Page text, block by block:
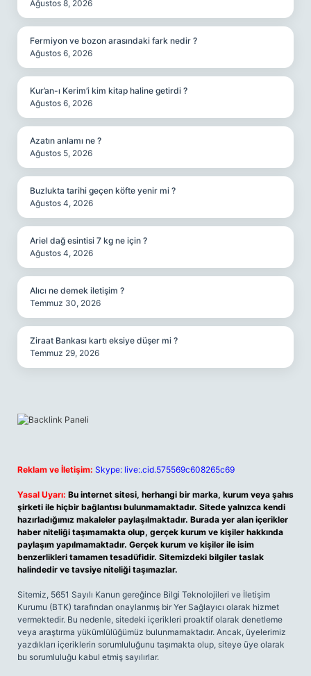
Ağustos 8, 2026
Fermiyon ve bozon arasındaki fark nedir ?
Ağustos 6, 2026
Kur’an-ı Kerim’i kim kitap haline getirdi ?
Ağustos 6, 2026
Azatın anlamı ne ?
Ağustos 5, 2026
Buzlukta tarihi geçen köfte yenir mi ?
Ağustos 4, 2026
Ariel dağ esintisi 7 kg ne için ?
Ağustos 4, 2026
Alıcı ne demek iletişim ?
Temmuz 30, 2026
Ziraat Bankası kartı eksiye düşer mi ?
Temmuz 29, 2026
Reklam ve İletişim: Skype: live:.cid.575569c608265c69
Yasal Uyarı: Bu internet sitesi, herhangi bir marka, kurum veya şahıs
şirketi ile hiçbir bağlantısı bulunmamaktadır. Sitede yalnızca kendi
hazırladığımız makaleler paylaşılmaktadır. Burada yer alan içerikler
haber niteliği taşımamakta olup, gerçek kurum ve kişiler hakkında
paylaşım yapılmamaktadır. Gerçek kurum ve kişiler ile isim
benzerlikleri tamamen tesadüfidir. Sitemizdeki bilgiler taslak
halindedir ve tavsiye niteliği taşımazlar.
Sitemiz, 5651 Sayılı Kanun gereğince Bilgi Teknolojileri ve İletişim
Kurumu (BTK) tarafından onaylanmış bir Yer Sağlayıcı olarak hizmet
vermektedir. Bu nedenle, sitedeki içerikleri proaktif olarak denetleme
veya araştırma yükümlülüğümüz bulunmamaktadır. Ancak, üyelerimiz
yazdıkları içeriklerin sorumluluğunu taşımakta olup, siteye üye olarak
bu sorumluluğu kabul etmiş sayılırlar.